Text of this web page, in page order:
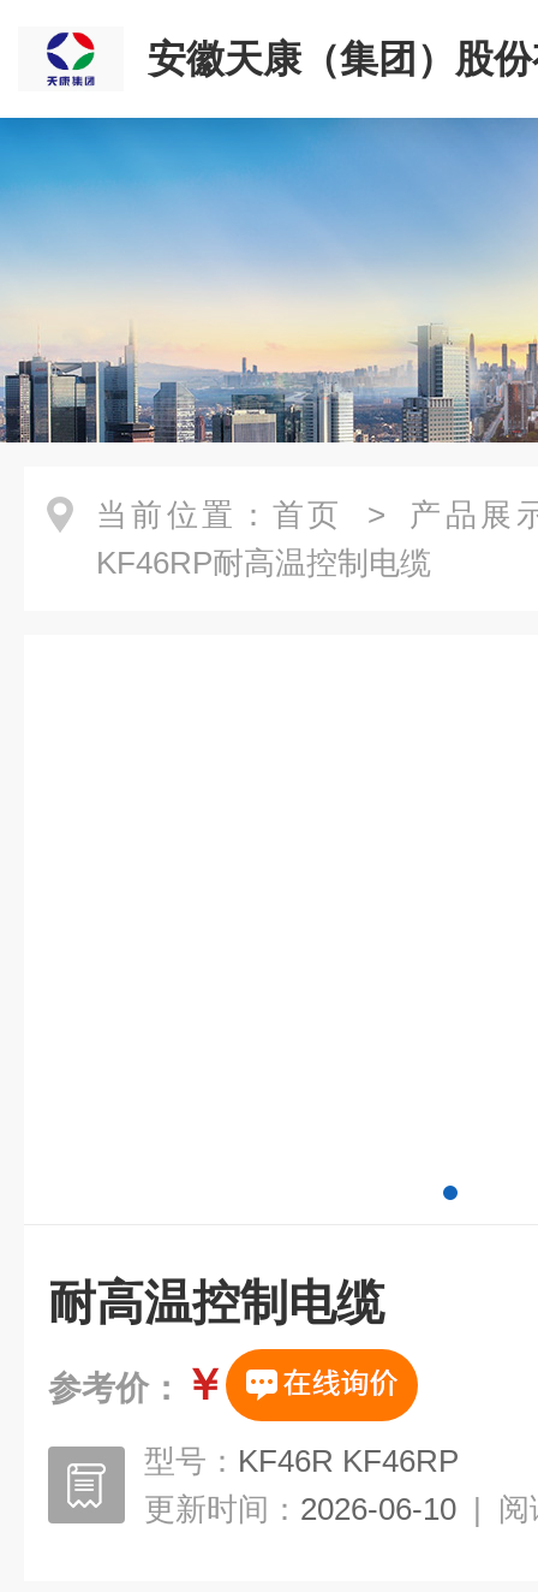
安徽天康（集团）股
司
当前位置： 首页 > 产品展
KF46RP耐高温控制电缆
耐高温控制电缆
参考价： ￥
型号： KF46R KF46RP
更新时间： 2026-06-10 | 阅